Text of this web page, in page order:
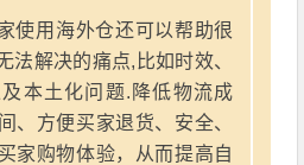
使用海外仓还可以帮助很
法解决的痛点,比如时效、
本土化问题.降低物流成
、方便买家退货、安全、
家购物体验，从而提高自